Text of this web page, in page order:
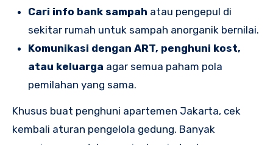
Cari info bank sampah atau pengepul di
sekitar rumah untuk sampah anorganik bernilai.
Komunikasi dengan ART, penghuni kost,
atau keluarga agar semua paham pola
pemilahan yang sama.
Khusus buat penghuni apartemen Jakarta, cek
kembali aturan pengelola gedung. Banyak